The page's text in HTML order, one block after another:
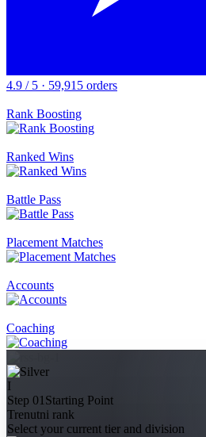
4.9 / 5 · 59,915 orders
Rank Boosting
Ranked Wins
Battle Pass
Placement Matches
Accounts
Coaching
I
Step 01 Starting Point
Trenutni rank
Select your current tier and division